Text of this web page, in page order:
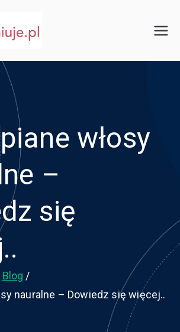
włosy
–
się
Blog
nauralne – Dowiedz się więcej..